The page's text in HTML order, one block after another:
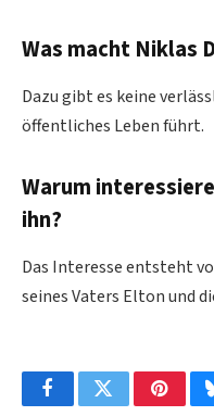
Was macht Niklas
Dazu gibt es keine
öffentliches Leben führt.
Warum
ihn?
Das Interesse entsteht
seines Vaters Elton und
FacebookTwitter